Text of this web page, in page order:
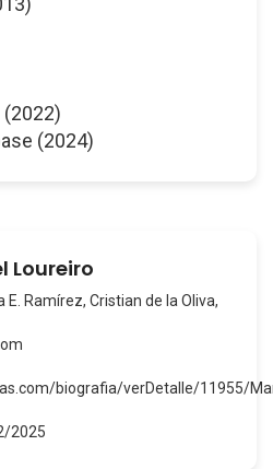
(2022)
(2024)
Loureiro
Ramírez, Cristian de la Oliva,
biografia/verDetalle/11955/
2025